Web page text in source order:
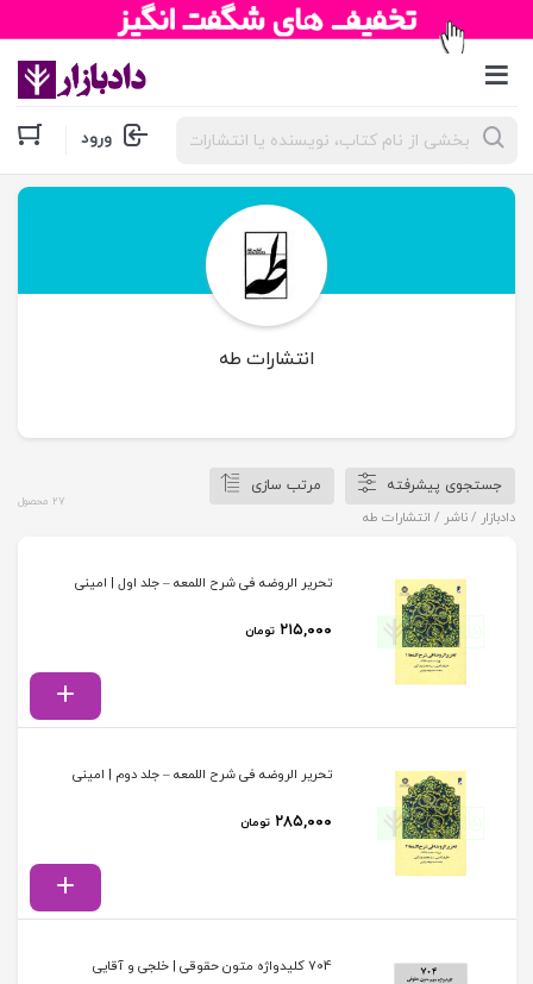
جستجوی
محصولات ورود
انتشارات طه
جستجوی پیشرفته
مرتب سازی
دادبازار / ناشر / انتشارات طه
27 محصول
تحریر الروضه فی شرح اللمعه – جلد اول | امینی
۲۱۵,۰۰۰ تومان
تحریر الروضه فی شرح اللمعه – جلد دوم | امینی
۲۸۵,۰۰۰ تومان
704 کلیدواژه متون حقوقی | خلجی و آقایی